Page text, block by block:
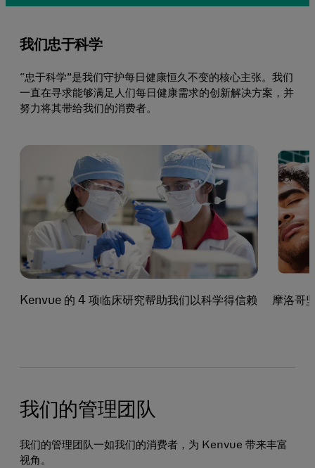
我们忠于科学
“忠于科学”是我们守护每日健康恒久不变的核心主张。我们
一直在寻求能够满足人们每日健康需求的创新解决方案，并
努力将其带给我们的消费者。
Kenvue 的 4 项临床研究帮助我们以科学得信赖 摩洛哥
我们的管理团队
我们的管理团队一如我们的消费者，为 Kenvue 带来丰富
视角。